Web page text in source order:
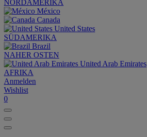
NORDAMERIKA
México
Canada
United States
SÜDAMERIKA
Brazil
NAHER OSTEN
United Arab Emirates
AFRIKA
Anmelden
Wishlist
0